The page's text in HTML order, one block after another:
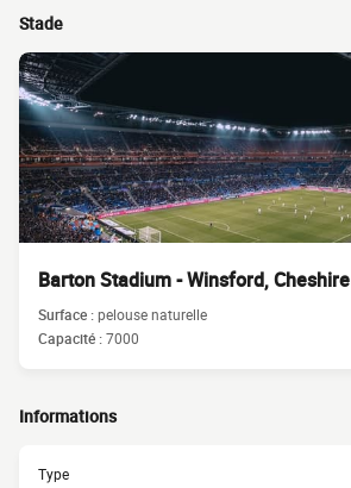
Stade
Barton Stadium - Winsford, Cheshire
Surface :pelouse naturelle
Capacité :7000
Informations
Type